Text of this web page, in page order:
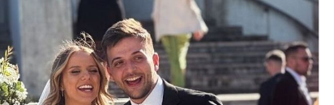
OMOGUĆI OBAVIJESTI